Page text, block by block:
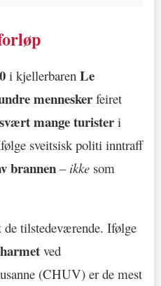
i kjellerbaren Le
mennesker feiret
svært mange turister i
sveitsisk politi inntraff
brannen – ikke som
de tilstedeværende. Ifølge
ved
(CHUV) er de mest